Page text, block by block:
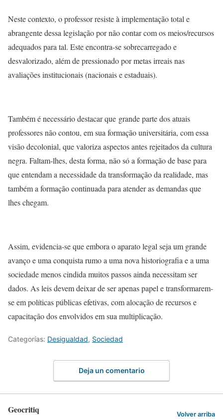
Neste contexto, o professor resiste à implementação total e
abrangente dessa legislação por não contar com os meios/recursos
adequados para tal. Este encontra-se sobrecarregado e
desvalorizado, além de pressionado por metas irreais nas
avaliações institucionais (nacionais e estaduais).
Também é necessário destacar que grande parte dos atuais
professores não contou, em sua formação universitária, com essa
visão decolonial, que valoriza aspectos antes rejeitados da cultura
negra. Faltam-lhes, desta forma, não só a formação de base para
que entendam a necessidade da transformação da realidade, mas
também a formação continuada para atender as demandas que
lhes chegam.
Assim, evidencia-se que embora o aparato legal seja um grande
avanço e uma conquista rumo a uma nova historiografia e a uma
sociedade menos cindida muitos passos ainda necessitam ser
dados. As leis devem deixar de ser apenas papel e transformarem-
se em políticas públicas efetivas, com alocação de recursos e
capacitação dos envolvidos em sua multiplicação.
Categorías: Desigualdad, Sociedad
Deja un comentario
Geocritiq Volver arriba